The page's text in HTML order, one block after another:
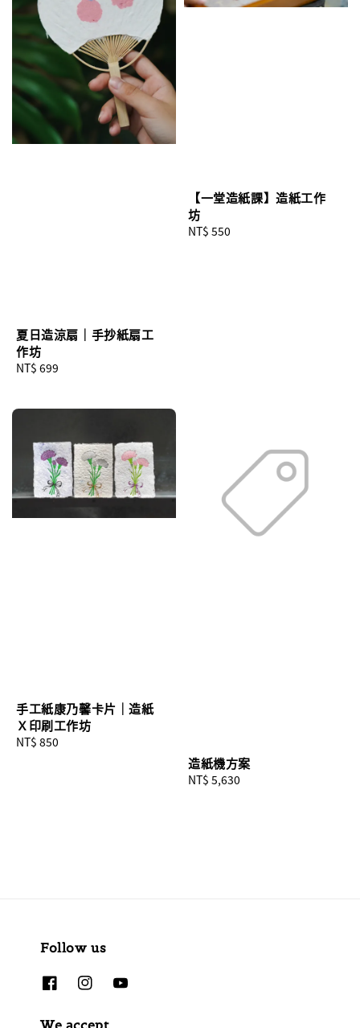
夏日造涼扇｜手抄紙扇工
作坊
Regular
NT$ 699
【一堂造紙課】造紙工作
坊
Regular
NT$ 550
手工紙康乃馨卡片｜造紙
Ｘ印刷工作坊
Regular
NT$ 850
造紙機方案
Regular
NT$ 5,630
Follow us